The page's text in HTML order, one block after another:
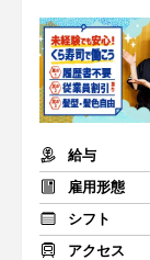
給与
雇用形態
シフト
アクセス